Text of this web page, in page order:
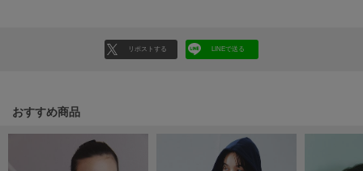
スニーカーズ バイ エミ
SNIDEL
スナイデル
リポストする LINEで送る
おすすめ商品